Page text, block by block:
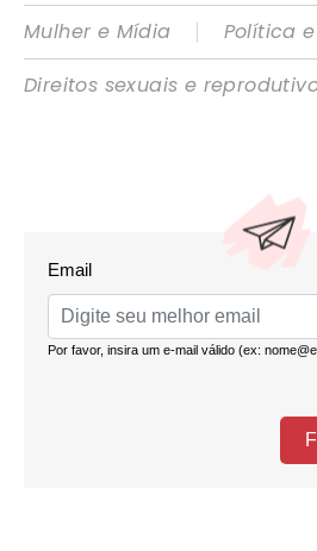
Mulher e Mídia
|
Política
Direitos sexuais e